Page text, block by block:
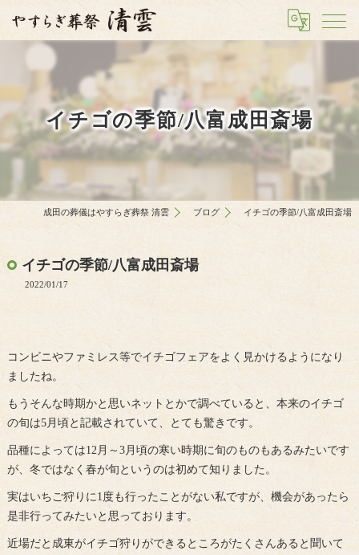
イチゴの季節/八富成田斎場
成田の葬儀はやすらぎ葬祭 清雲 ブログ イチゴの季節/八富成田斎場
イチゴの季節/八富成田斎場
2022/01/17
コンビニやファミレス等でイチゴフェアをよく見かけるようになり
ましたね。
もうそんな時期かと思いネットとかで調べていると、本来のイチゴ
の旬は5月頃と記載されていて、とても驚きです。
品種によっては12月～3月頃の寒い時期に旬のものもあるみたいです
が、冬ではなく春が旬というのは初めて知りました。
実はいちご狩りに1度も行ったことがない私ですが、機会があったら
是非行ってみたいと思っております。
近場だと成東がイチゴ狩りができるところがたくさんあると聞いて